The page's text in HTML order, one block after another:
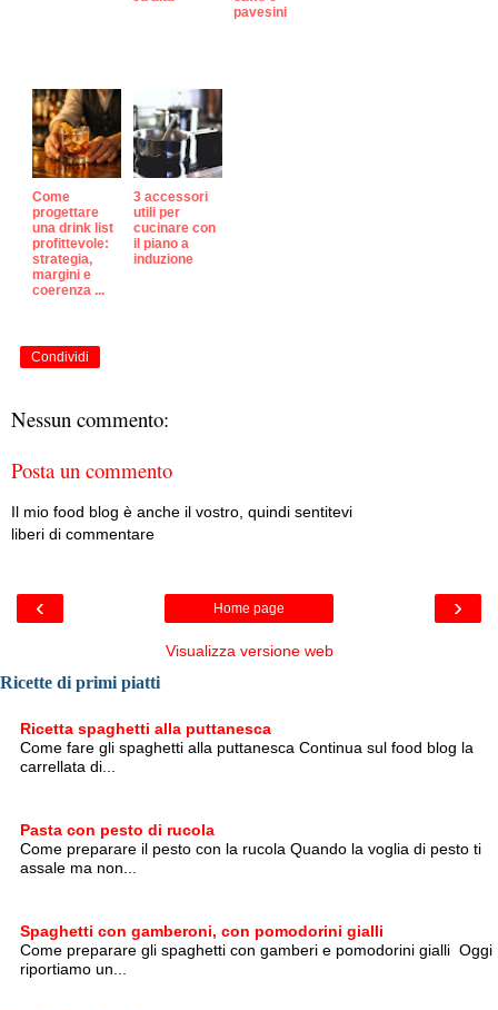
pavesini
Come
progettare
una drink list
profittevole:
strategia,
margini e
coerenza ...
3 accessori
utili per
cucinare con
il piano a
induzione
Condividi
Nessun commento:
Posta un commento
Il mio food blog è anche il vostro, quindi sentitevi
liberi di commentare
‹ ›
Home page
Visualizza versione web
Ricette di primi piatti
Ricetta spaghetti alla puttanesca
Come fare gli spaghetti alla puttanesca Continua sul food blog la
carrellata di...
Pasta con pesto di rucola
Come preparare il pesto con la rucola Quando la voglia di pesto ti
assale ma non...
Spaghetti con gamberoni, con pomodorini gialli
Come preparare gli spaghetti con gamberi e pomodorini gialli Oggi
riportiamo un...